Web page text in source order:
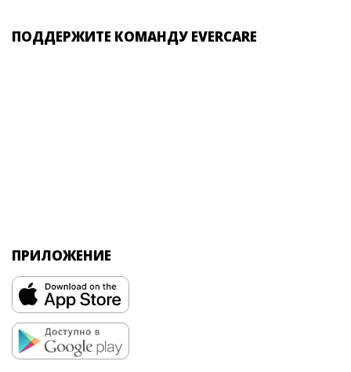
ПОДДЕРЖИТЕ КОМАНДУ EVERCARE
ПРИЛОЖЕНИЕ